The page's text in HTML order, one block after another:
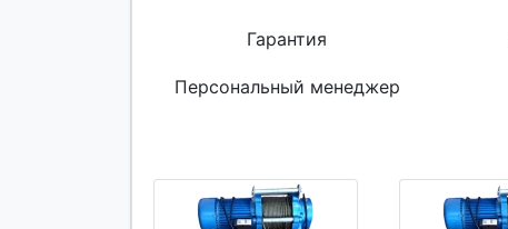
Гарантия
Персональный менеджер